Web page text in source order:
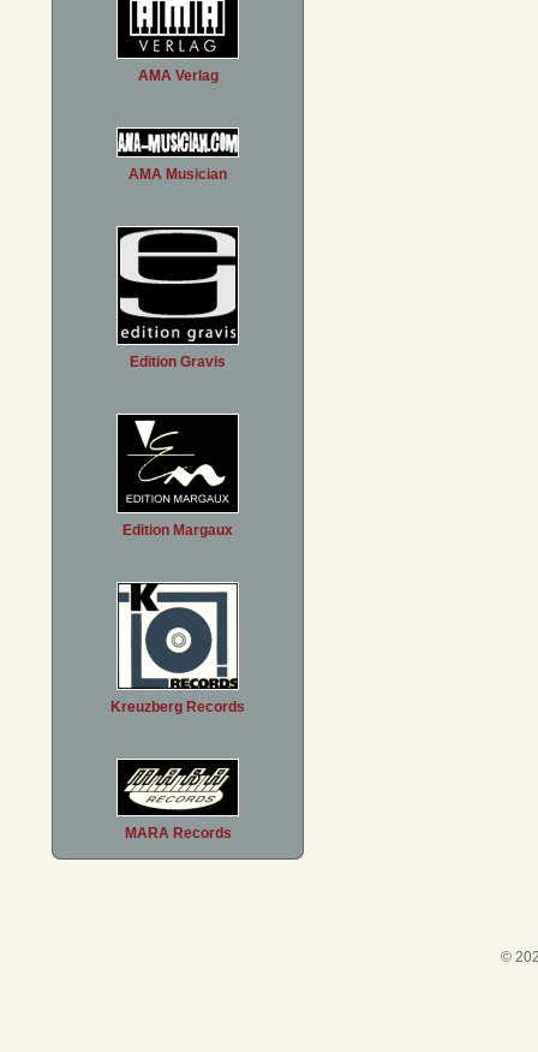
AMA Verlag
AMA Musician
Edition Gravis
Edition Margaux
Kreuzberg Records
MARA Records
©